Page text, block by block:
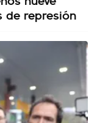
de represión